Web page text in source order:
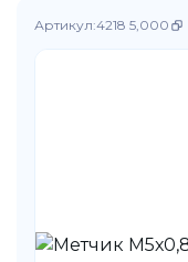
Артикул:4218 5,000